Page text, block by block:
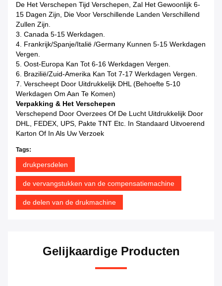
De Het Verschepen Tijd Verschepen, Zal Het Gewoonlijk 6-
15 Dagen Zijn, Die Voor Verschillende Landen Verschillend
Zullen Zijn.
3. Canada 5-15 Werkdagen.
4. Frankrijk/Spanje/Italië /Germany Kunnen 5-15 Werkdagen
Vergen.
5. Oost-Europa Kan Tot 6-16 Werkdagen Vergen.
6. Brazilië/Zuid-Amerika Kan Tot 7-17 Werkdagen Vergen.
7. Verscheept Door Uitdrukkelijk DHL (Behoefte 5-10
Werkdagen Om Aan Te Komen)
Verpakking & Het Verschepen
Verschepend Door Overzees Of De Lucht Uitdrukkelijk Door
DHL, FEDEX, UPS, Pakte TNT Etc. In Standaard Uitvoerend
Karton Of In Als Uw Verzoek
Tags:
drukpersdelen
de vervangstukken van de compensatiemachine
de delen van de drukmachine
Gelijkaardige Producten